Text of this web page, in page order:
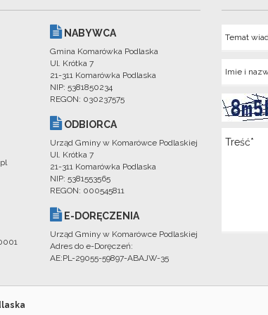
NABYWCA
Gmina Komarówka Podlaska
Ul. Krótka 7
21-311 Komarówka Podlaska
NIP: 5381850234
REGON: 030237575
ODBIORCA
Urząd Gminy w Komarówce Podlaskiej
Ul. Krótka 7
21-311 Komarówka Podlaska
NIP: 5381553565
REGON: 000545811
E-DORĘCZENIA
Urząd Gminy w Komarówce Podlaskiej
Adres do e-Doręczeń:
AE:PL-29055-59897-ABAJW-35